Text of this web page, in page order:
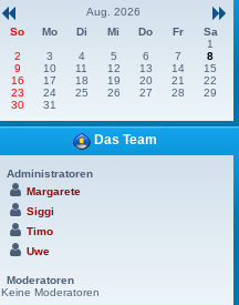
Aug. 2026
So
Mo Di Mi Do Fr
Sa
1
2
3 4 5 6 7
8
9
10 11 12 13 14
15
16
17 18 19 20 21
22
23
24 25 26 27 28
29
30
31
Das Team
Administratoren
Margarete
Siggi
Timo
Uwe
Moderatoren
Keine Moderatoren